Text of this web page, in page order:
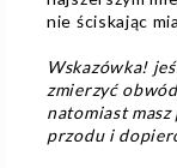
nie ściskając
Wskazówka!
zmierzyć
natomiast
przodu i